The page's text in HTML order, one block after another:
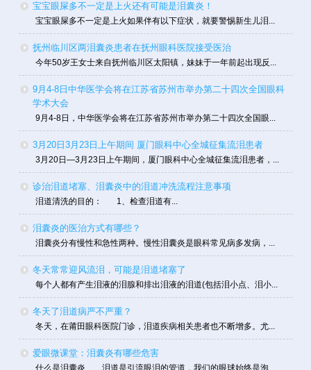
宝宝眼屎多不一定是上火还有可能是泪囊炎！
宝宝眼屎多不一定是上火如果伴有以下症状，就要警惕新生儿泪...
抚州临川区两泪囊炎患者在抚州眼科医院接受医治
今年50岁王女士来自抚州临川区太阳镇，妹妹于一年前起出现反...
9月4-8日中华医学会将在江苏省苏州市举办第二十四次全国眼科
学术大会
9月4-8日，中华医学会将在江苏省苏州市举办第二十四次全国眼...
3月20日3月23日上午期间 厦门眼科中心全城征集流泪患者
3月20日—3月23日上午期间，厦门眼科中心全城征集流泪患者，...
诊治泪道堵塞、泪囊炎中的泪道冲洗流程注意事项
泪道清洗的目的： 1、检查泪道有...
泪囊炎的医治方式有哪些？
泪囊炎分有慢性和急性两种。慢性泪囊炎是眼科常见病多发病，...
冬天常常迎风流泪，可能是泪道堵塞了
每个人都有产生泪液的泪腺和排出泪液的泪道(包括泪小点、泪小...
冬天了泪道病严不严重？
冬天，在莆田眼科医院门诊，泪道疾病相关患者也不断增多。尤...
爱眼微课堂：泪囊炎有哪些危害
什么是泪囊炎 泪道是引流眼泪的管道，我们的眼球始终是泡...